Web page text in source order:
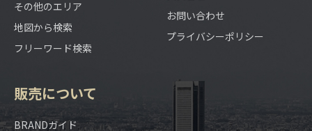
その他のエリア
地図から検索
フリーワード検索
販売について
BRANDガイド
お問い合わせ
プライバシーポリシー